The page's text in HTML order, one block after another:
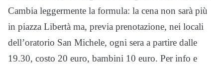
Cambia leggermente la formula: la cena non sarà più
in piazza Libertà ma, previa prenotazione, nei locali
dell’oratorio San Michele, ogni sera a partire dalle
19.30, costo 20 euro, bambini 10 euro. Per info e